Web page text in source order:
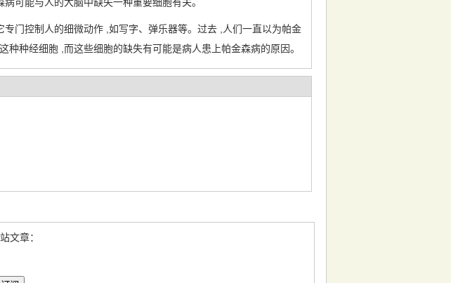
控制人的细微动作 ,如写字、弹乐器等。过去 ,人们一直以为帕金
种经细胞 ,而这些细胞的缺失有可能是病人患上帕金森病的原因。
文章：